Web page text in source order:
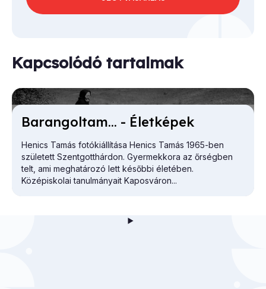
Kapcsolódó tartalmak
Ba­ran­gol­tam... - Élet­ké­pek
Henics Tamás fotókiállítása Henics Tamás 1965-ben
született Szentgotthárdon. Gyermekkora az őrségben
telt, ami meghatározó lett későbbi életében.
Középiskolai tanulmányait Kaposváron...